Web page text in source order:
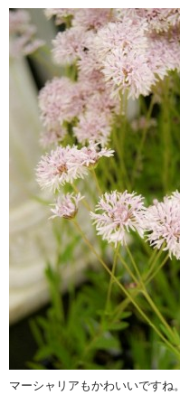
マーシャリアもかわいいですね。